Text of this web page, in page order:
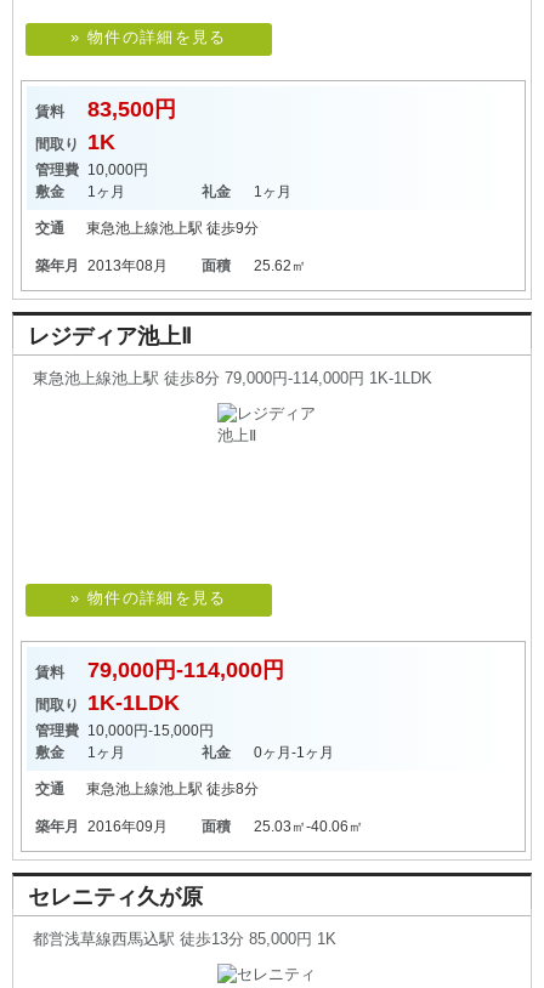
» 物件の詳細を見る
賃料 83,500円
間取り 1K
管理費 10,000円
敷金
1ヶ月 礼金 1ヶ月
交通 東急池上線池上駅 徒歩9分
築年月 2013年08月 面積 25.62㎡
レジディア池上Ⅱ
東急池上線池上駅 徒歩8分 79,000円-114,000円 1K-1LDK
» 物件の詳細を見る
賃料 79,000円-114,000円
間取り 1K-1LDK
管理費 10,000円-15,000円
敷金
1ヶ月 礼金 0ヶ月-1ヶ月
交通 東急池上線池上駅 徒歩8分
築年月 2016年09月 面積 25.03㎡-40.06㎡
セレニティ久が原
都営浅草線西馬込駅 徒歩13分 85,000円 1K